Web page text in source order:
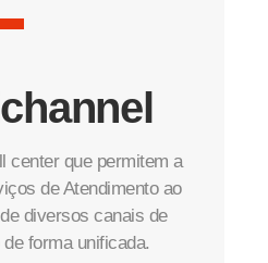
center que permitem a
de Atendimento ao
diversos canais de
forma unificada.